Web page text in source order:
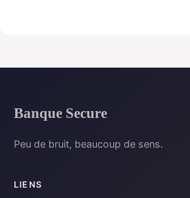
Banque Secure
Peu de bruit, beaucoup de sens.
LIENS